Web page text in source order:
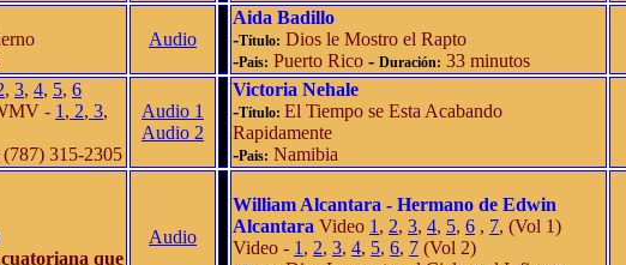
Audio
Aida Badillo
-Título: Dios le Mostro el Rapto
-Pais: Puerto Rico - Duración: 33 minutos
, 3, 4, 5, 6
- 1 , 2, 3,
315-2305
Audio 1
Audio 2
Victoria Nehale
-Título: El Tiempo se Esta Acabando
Rapidamente
-Pais: Namibia
que
Audio
William Alcantara - Hermano de Edwin
Alcantara Video 1 , 2, 3, 4, 5, 6 , 7, (Vol 1)
Video - 1 , 2, 3, 4, 5, 6, 7 (Vol 2)